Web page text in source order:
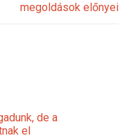
megoldások előnyei
de a
el